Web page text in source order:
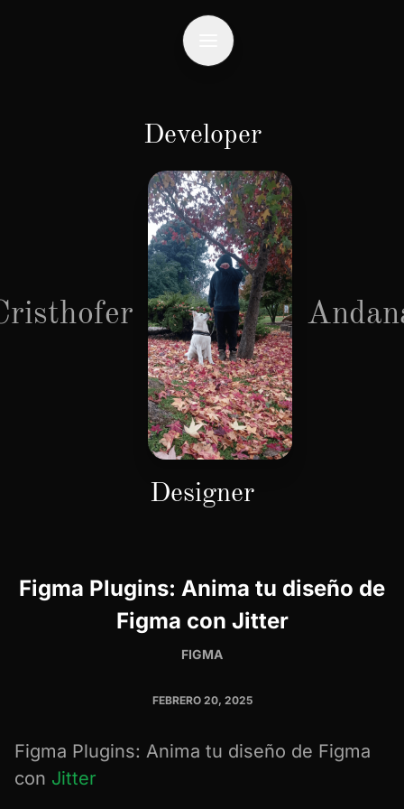
Developer
Designer
Figma Plugins: Anima tu diseño de
Figma con Jitter
FIGMA
FEBRERO 20, 2025
Figma Plugins: Anima tu diseño de Figma
con Jitter